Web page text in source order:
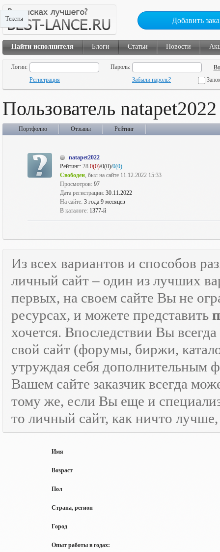
Добавить
Найти исполнителя Блоги Статьи Новости
Логин:
Пароль:
Регистрация
Забыли пароль?
Пользователь natapet2022
Портфолио Отзывы Рейтинг
natapet2022
Рейтинг: 28 0(0)/0(0)/0(0)
Свободен, был на сайте 11.12.2022 15:33
Просмотров: 97
Дата регистрации: 30.11.2022
На сайте: 3 года 9 месяцев
В каталоге: 1377-й
Из всех вариантов и способов
личный сайт – один из лучших
первых, на своем сайте Вы не
ресурсах, и можете представить
хочется. Впоследствии Вы
свой сайт (форумы, биржи,
утруждая себя дополнительным
Вашем сайте заказчик всегда
тому же, если Вы еще и
то личный сайт, как ничто
Тексты
Имя
Возраст
Пол
Страна, регион
Город
Опыт работы в годах: